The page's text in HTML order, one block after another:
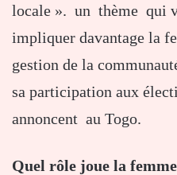
locale ». un thème qui
impliquer davantage la
gestion de la
sa participation aux
annoncent au Togo.
Quel rôle joue la